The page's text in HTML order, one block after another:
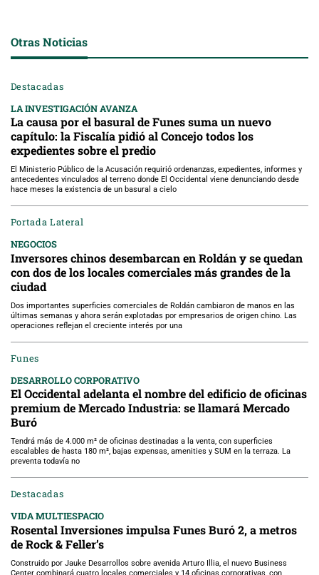
Otras Noticias
Destacadas
LA INVESTIGACIÓN AVANZA
La causa por el basural de Funes suma un nuevo
capítulo: la Fiscalía pidió al Concejo todos los
expedientes sobre el predio
El Ministerio Público de la Acusación requirió ordenanzas, expedientes, informes y
antecedentes vinculados al terreno donde El Occidental viene denunciando desde
hace meses la existencia de un basural a cielo
Portada Lateral
NEGOCIOS
Inversores chinos desembarcan en Roldán y se quedan
con dos de los locales comerciales más grandes de la
ciudad
Dos importantes superficies comerciales de Roldán cambiaron de manos en las
últimas semanas y ahora serán explotadas por empresarios de origen chino. Las
operaciones reflejan el creciente interés por una
Funes
DESARROLLO CORPORATIVO
El Occidental adelanta el nombre del edificio de oficinas
premium de Mercado Industria: se llamará Mercado
Buró
Tendrá más de 4.000 m² de oficinas destinadas a la venta, con superficies
escalables de hasta 180 m², bajas expensas, amenities y SUM en la terraza. La
preventa todavía no
Destacadas
VIDA MULTIESPACIO
Rosental Inversiones impulsa Funes Buró 2, a metros
de Rock & Feller’s
Construido por Jauke Desarrollos sobre avenida Arturo Illia, el nuevo Business
Center combinará cuatro locales comerciales y 14 oficinas corporativas, con